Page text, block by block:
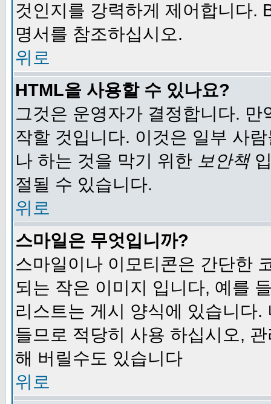
것인지를 강력하게 제어합니다.
명서를 참조하십시오.
위로
HTML을 사용할 수 있나요?
그것은 운영자가 결정합니다.
작할 것입니다. 이것은 일부 사
나 하는 것을 막기 위한 보안책
절될 수 있습니다.
위로
스마일은 무엇입니까?
스마일이나 이모티콘은 간단한
되는 작은 이미지 입니다, 예를
리스트는 게시 양식에 있습니다
들므로 적당히 사용 하십시오,
해 버릴수도 있습니다
위로